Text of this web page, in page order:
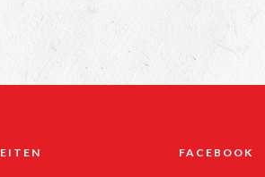
FACEBOOK